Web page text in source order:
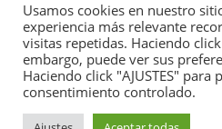
Usamos cookies en nuestro
experiencia más relevante
visitas repetidas. Haciendo click
embargo, puede ver sus
Haciendo click "AJUSTES"
consentimiento controlado.